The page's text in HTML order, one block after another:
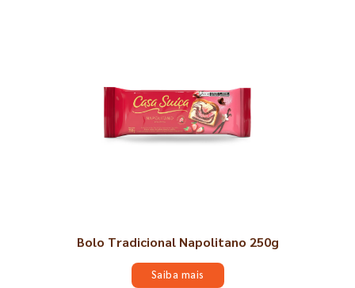
Bolo Tradicional Napolitano 250g
Saiba mais